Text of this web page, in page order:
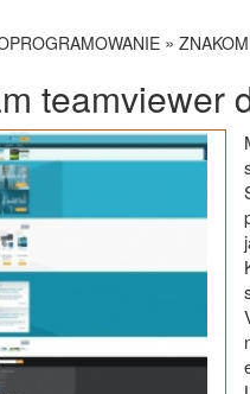
»
teamviewer